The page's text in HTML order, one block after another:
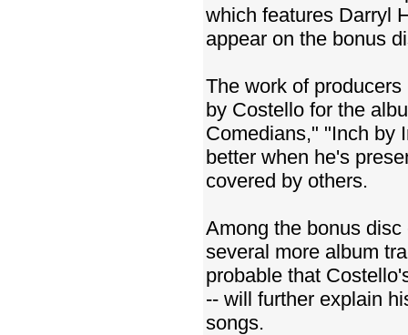
which features Darryl
appear on the bonus
The work of
by Costello for the
Comedians," "Inch by
better when he's
covered by others.
Among the bonus
several more album
probable that
-- will further explain
songs.